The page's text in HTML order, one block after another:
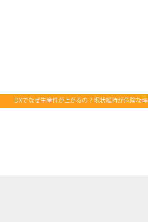
DXでなぜ生産性が上がるの？現状維持が危険な